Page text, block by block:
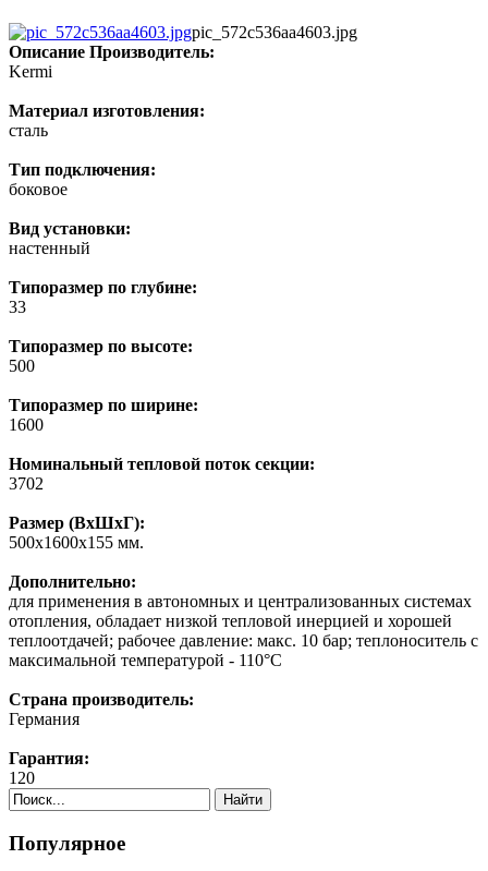
pic_572c536aa4603.jpg
Описание Производитель:
Kermi
Материал изготовления:
сталь
Тип подключения:
боковое
Вид установки:
настенный
Типоразмер по глубине:
33
Типоразмер по высоте:
500
Типоразмер по ширине:
1600
Номинальный тепловой поток секции:
3702
Размер (ВхШхГ):
500х1600х155 мм.
Дополнительно:
для применения в автономных и централизованных системах
отопления, обладает низкой тепловой инерцией и хорошей
теплоотдачей; рабочее давление: макс. 10 бар; теплоноситель с
максимальной температурой - 110°C
Страна производитель:
Германия
Гарантия:
120
Найти
Популярное